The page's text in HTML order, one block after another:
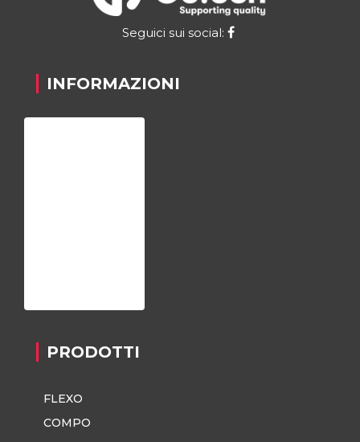
Seguici sui social:
INFORMAZIONI
PRODOTTI
FLEXO
COMPO